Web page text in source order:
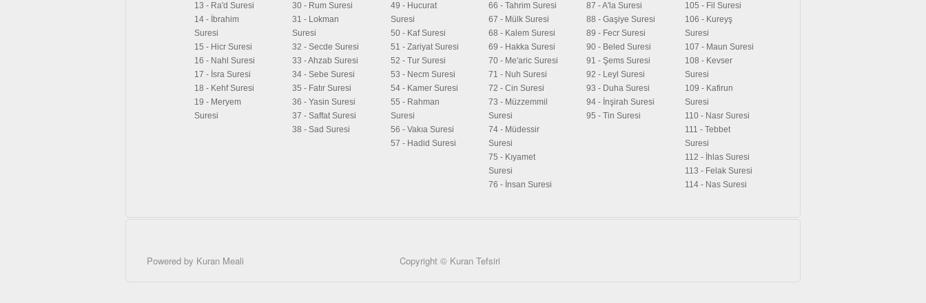
13 - Ra'd Suresi
14 - İbrahim
Suresi
15 - Hicr Suresi
16 - Nahl Suresi
17 - İsra Suresi
18 - Kehf Suresi
19 - Meryem
Suresi
30 - Rum Suresi
31 - Lokman
Suresi
32 - Secde Suresi
33 - Ahzab Suresi
34 - Sebe Suresi
35 - Fatır Suresi
36 - Yasin Suresi
37 - Saffat Suresi
38 - Sad Suresi
49 - Hucurat
Suresi
50 - Kaf Suresi
51 - Zariyat Suresi
52 - Tur Suresi
53 - Necm Suresi
54 - Kamer Suresi
55 - Rahman
Suresi
56 - Vakıa Suresi
57 - Hadid Suresi
66 - Tahrim Suresi
67 - Mülk Suresi
68 - Kalem Suresi
69 - Hakka Suresi
70 - Me'aric Suresi
71 - Nuh Suresi
72 - Cin Suresi
73 - Müzzemmil
Suresi
74 - Müdessir
Suresi
75 - Kıyamet
Suresi
76 - İnsan Suresi
87 - A'la Suresi
88 - Gaşiye Suresi
89 - Fecr Suresi
90 - Beled Suresi
91 - Şems Suresi
92 - Leyl Suresi
93 - Duha Suresi
94 - İnşirah Suresi
95 - Tin Suresi
105 - Fil Suresi
106 - Kureyş
Suresi
107 - Maun Suresi
108 - Kevser
Suresi
109 - Kafirun
Suresi
110 - Nasr Suresi
111 - Tebbet
Suresi
112 - İhlas Suresi
113 - Felak Suresi
114 - Nas Suresi
Powered by Kuran Meali Copyright © Kuran Tefsiri